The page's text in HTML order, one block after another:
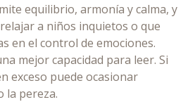
equilibrio, armonía y calma, y
a niños inquietos o que
en el control de emociones.
mejor capacidad para leer. Si
exceso puede ocasionar
la pereza.